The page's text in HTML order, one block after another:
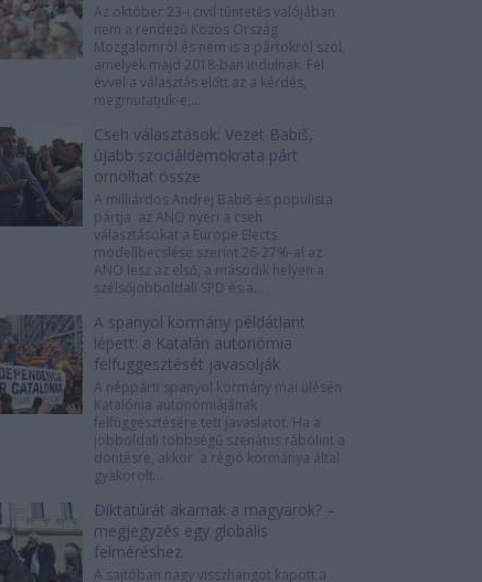
Az október 23-i civil tüntetés valójában
nem a rendező Közös Ország
Mozgalomról és nem is a pártokról szól,
amelyek majd 2018-ban indulnak. Fél
évvel a választás előtt az a kérdés,
megmutatjuk-e,...
Cseh választások: Vezet Babiš,
újabb szociáldemokrata párt
omolhat össze
A milliárdos Andrej Babiš és populista
pártja az ANO nyeri a cseh
választásokat a Europe Elects
modellbecslése szerint 26-27%-al az
ANO lesz az első, a második helyen a
szélsőjobboldali SPD és a...
A spanyol kormány példátlant
lépett: a Katalán autonómia
felfüggesztését javasolják
A néppárti spanyol kormány mai ülésén
Katalónia autonómiájának
felfüggesztésére tett javaslatot. Ha a
jobboldali többségű szenátus rábólint a
döntésre, akkor a régió kormánya által
gyakorolt...
Diktatúrát akarnak a magyarok? –
megjegyzés egy globális
felméréshez
A sajtóban nagy visszhangot kapott a